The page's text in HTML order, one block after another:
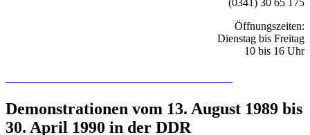
(0341) 30 65 175
Öffnungszeiten:
Dienstag bis Freitag
10 bis 16 Uhr
Demonstrationen vom 13. August 1989 bis
30. April 1990 in der DDR